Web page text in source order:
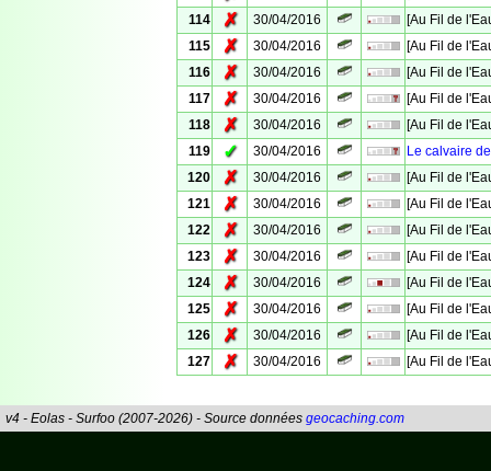
114
✗ 30/04/2016
[Au Fil de
115
✗ 30/04/2016
[Au Fil de
116
✗ 30/04/2016
[Au Fil de
117
✗ 30/04/2016
[Au Fil de
118
✗ 30/04/2016
[Au Fil de
119
✓ 30/04/2016
Le calvaire
120
✗ 30/04/2016
[Au Fil de
121
✗ 30/04/2016
[Au Fil de
122
✗ 30/04/2016
[Au Fil de
123
✗ 30/04/2016
[Au Fil de
124
✗ 30/04/2016
[Au Fil de
125
✗ 30/04/2016
[Au Fil de
126
✗ 30/04/2016
[Au Fil de
127
✗ 30/04/2016 [Au Fil de
v4 - Eolas - Surfoo (2007-2026) - Source données geocaching.com